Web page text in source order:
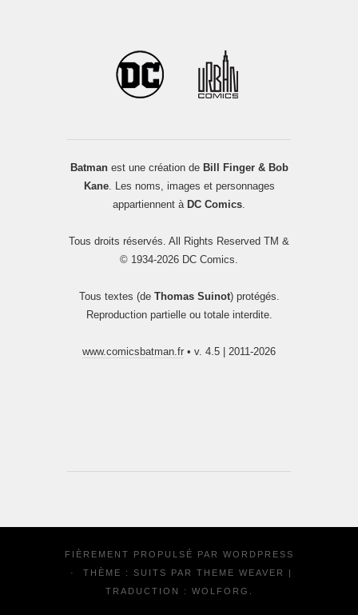
Batmanest une création de Bill Finger & Bob
Kane. Les noms, images et personnages
appartiennent à DC Comics.
Tous droits réservés. All Rights Reserved TM &
© 1934-2026 DC Comics.
Tous textes (de Thomas Suinot) protégés.
Reproduction partielle ou totale interdite.
www.comicsbatman.fr • v. 4.5 | 2011-2026
FIÈREMENT PROPULSÉ PAR WORDPRESS
·
THÈME : SUITS PAR THEME WEAVER
TRADUCTION : WOLFORG .